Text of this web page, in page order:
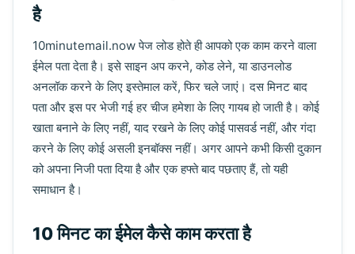
है
10minutemail.now पेज लोड होते ही आपको एक काम करने वाला
ईमेल पता देता है। इसे साइन अप करने, कोड लेने, या डाउनलोड
अनलॉक करने के लिए इस्तेमाल करें, फिर चले जाएं। दस मिनट बाद
पता और इस पर भेजी गई हर चीज हमेशा के लिए गायब हो जाती है। कोई
खाता बनाने के लिए नहीं, याद रखने के लिए कोई पासवर्ड नहीं, और गंदा
करने के लिए कोई असली इनबॉक्स नहीं। अगर आपने कभी किसी दुकान
को अपना निजी पता दिया है और एक हफ्ते बाद पछताए हैं, तो यही
समाधान है।
10 मिनट का ईमेल कैसे काम करता है